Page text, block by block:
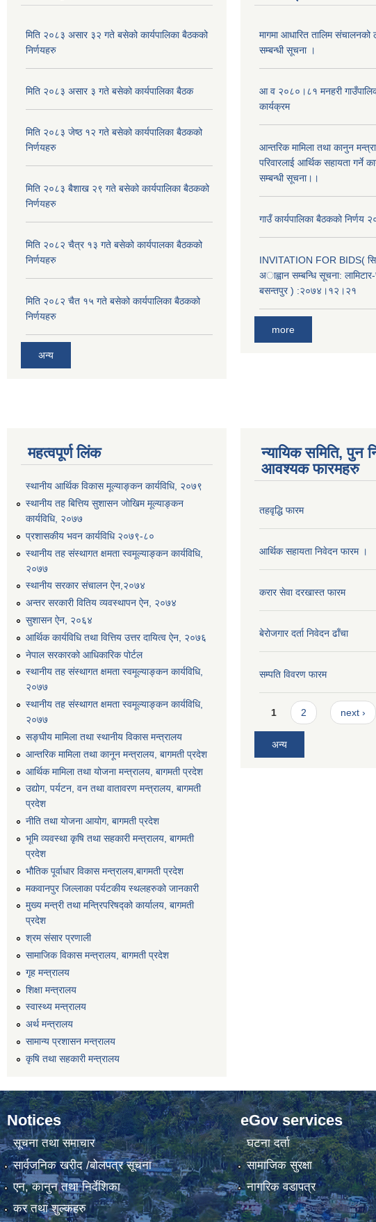
मिति २०८३ असार ३२ गते बसेको कार्यपालिका बैठकको
निर्णयहरु
मिति २०८३ असार ३ गते बसेको कार्यपालिका बैठक
मिति २०८३ जेष्ठ १२ गते बसेको कार्यपालिका बैठकको
निर्णयहरु
मिति २०८३ बैशाख २९ गते बसेको कार्यपालिका बैठकको
निर्णयहरु
मिति २०८२ चैत्र १३ गते बसेको कार्यपालका बैठकको
निर्णयहरु
मिति २०८२ चैत १५ गते बसेको कार्यपालिका बैठकको
निर्णयहरु
अन्य
मागमा आधारित तालिम संचालनको
सम्बन्धी सूचना ।
आ व २०८०।८१ मनहरी
कार्यक्रम
आन्तरिक मामिला तथा कानुन
परिवारलाई आर्थिक सहायता गर्ने
सम्बन्धी सूचना।।
गाउँ कार्यपालिका बैठकको
INVITATION FOR BIDS(
अाह्वान सम्बन्धि सूचना:
बसन्तपुर ) :२०७४।१२।२१
more
महत्वपूर्ण लिंक
स्थानीय आर्थिक विकास मूल्याङ्कन कार्यविधि, २०७९
स्थानीय तह बित्तिय सुशासन जोखिम मूल्याङ्कन
कार्यविधि, २०७७
प्रशासकीय भवन कार्यविधि २०७९-८०
स्थानीय तह संस्थागत क्षमता स्वमूल्याङ्कन कार्यविधि,
२०७७
स्थानीय सरकार संचालन ऐन,२०७४
अन्तर सरकारी वितिय व्यवस्थापन ऐन, २०७४
सुशासन ऐन, २०६४
आर्थिक कार्यविधि तथा वित्तिय उत्तर दायित्व ऐन, २०७६
नेपाल सरकारको आधिकारिक पोर्टल
स्थानीय तह संस्थागत क्षमता स्वमूल्याङ्कन कार्यविधि,
२०७७
स्थानीय तह संस्थागत क्षमता स्वमूल्याङ्कन कार्यविधि,
२०७७
सङ्घीय मामिला तथा स्थानीय विकास मन्त्रालय
आन्तरिक मामिला तथा कानून मन्त्रालय, बागमती प्रदेश
आर्थिक मामिला तथा योजना मन्त्रालय, बागमती प्रदेश
उद्योग, पर्यटन, वन तथा वातावरण मन्त्रालय, बागमती
प्रदेश
नीति तथा योजना आयोग, बागमती प्रदेश
भूमि व्यवस्था कृषि तथा सहकारी मन्त्रालय, बागमती
प्रदेश
भौतिक पूर्वाधार विकास मन्त्रालय,बागमती प्रदेश
मकवानपुर जिल्लाका पर्यटकीय स्थलहरुको जानकारी
मुख्य मन्त्री तथा मन्त्रिपरिषद्को कार्यालय, बागमती
प्रदेश
श्रम संसार प्रणाली
सामाजिक विकास मन्त्रालय, बागमती प्रदेश
गृह मन्त्रालय
शिक्षा मन्त्रालय
स्वास्थ्य मन्त्रालय
अर्थ मन्त्रालय
सामान्य प्रशासन मन्त्रालय
कृषि तथा सहकारी मन्त्रालय
न्यायिक समिति, पुन
आवश्यक फारमहरु
तहवृद्धि फारम
आर्थिक सहायता निवेदन फारम ।
करार सेवा दरखास्त फारम
बेरोजगार दर्ता निवेदन ढाँचा
सम्पति विवरण फारम
Pages
1 2 next ›
अन्य
Notices
सूचना तथा समाचार
सार्वजनिक खरीद /बोलपत्र सूचना
एन, कानुन तथा निर्देशिका
कर तथा शुल्कहरु
eGov services
घटना दर्ता
सामाजिक सुरक्षा
नागरिक वडापत्र